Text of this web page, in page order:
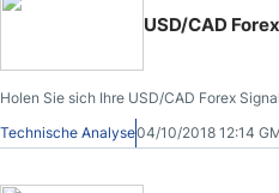
USD/CAD
Holen Sie sich Ihre USD/CAD Forex
Technische Analyse04/10/2018 12:14